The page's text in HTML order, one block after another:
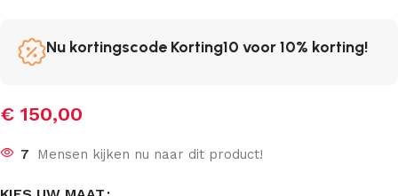
Nu kortingscode Korting10 voor 10% korting!
€ 150,00
7 Mensen kijken nu naar dit product!